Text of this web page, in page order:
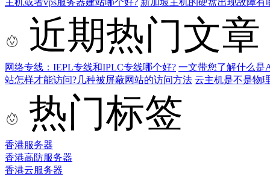
主机或者vps服务器建站哪个好? 新加坡主机的硬盘出现故障有
近期热门文章
网络专线：IEPL专线和IPLC专线哪个好? 一文带您了解什么是
站怎样才能访问?几种被屏蔽网站的访问方法 云主机是不是物
热门标签
香港服务器
香港高防服务器
香港云服务器